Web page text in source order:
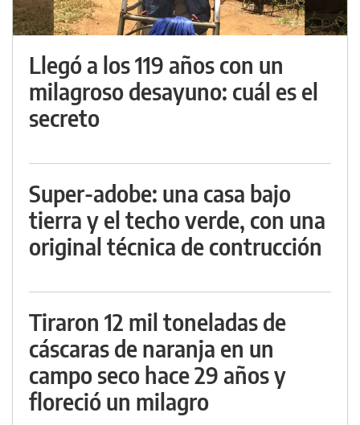
Llegó a los 119 años con un
milagroso desayuno: cuál es el
secreto
Super-adobe: una casa bajo
tierra y el techo verde, con una
original técnica de contrucción
Tiraron 12 mil toneladas de
cáscaras de naranja en un
campo seco hace 29 años y
floreció un milagro